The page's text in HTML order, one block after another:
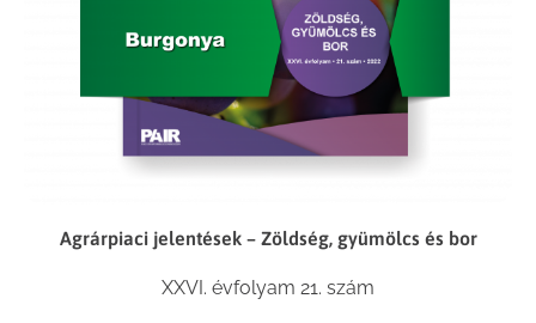
Agrárpiaci jelentések – Zöldség, gyümölcs és bor
XXVI. évfolyam 21. szám